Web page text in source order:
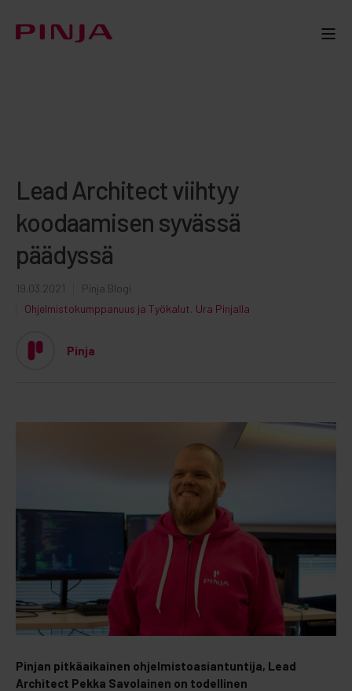
Lead Architect viihtyy
koodaamisen syvässä
päädyssä
19.03.2021
Pinja Blogi
Ohjelmistokumppanuus ja Työkalut Ura Pinjalla
Pinja
Pinjan pitkäaikainen ohjelmistoasiantuntija, Lead
Architect Pekka Savolainen on todellinen